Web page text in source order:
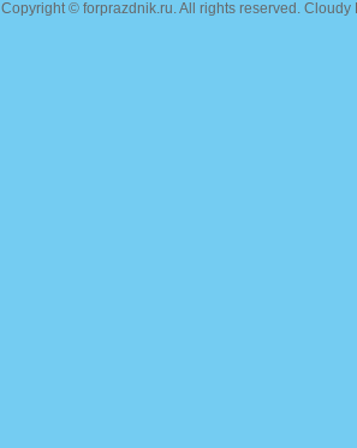
Copyright © forprazdnik.ru. All rights reserved.